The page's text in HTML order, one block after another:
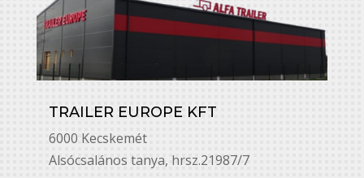
TRAILER EUROPE KFT
6000 Kecskemét
Alsó￳csalános tanya, hrsz.21987/7